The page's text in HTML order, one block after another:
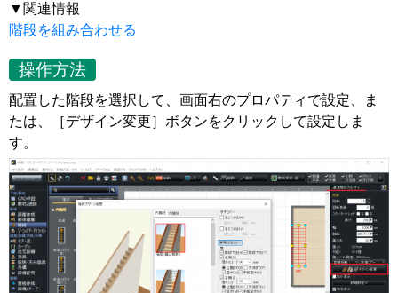
▼関連情報
階段を組み合わせる
操作方法
配置した階段を選択して、画面右のプロパティで設定、ま
たは、［デザイン変更］ボタンをクリックして設定しま
す。